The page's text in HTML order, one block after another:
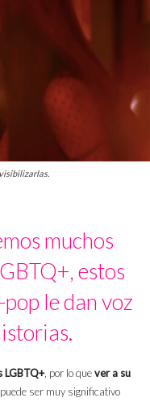
muchos
estos
le dan voz
LGBTQ+, por lo quever a su
puede ser muy significativo